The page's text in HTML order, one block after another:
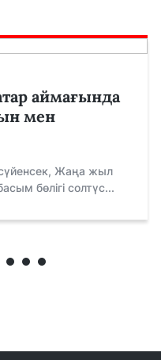
аймағында
мен
сүйенсек, Жаңа жыл
бөлігі солтүс...